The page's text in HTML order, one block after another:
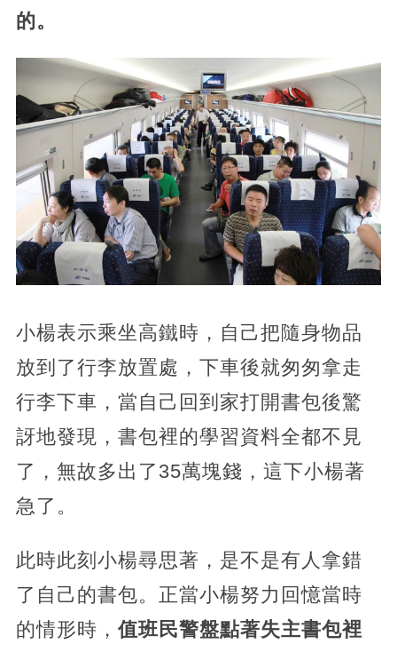
的。
小楊表示乘坐高鐵時，自己把隨身物品
放到了行李放置處，下車後就匆匆拿走
行李下車，當自己回到家打開書包後驚
訝地發現，書包裡的學習資料全都不見
了，無故多出了35萬塊錢，這下小楊著
急了。
此時此刻小楊尋思著，是不是有人拿錯
了自己的書包。正當小楊努力回憶當時
的情形時， 值班民警盤點著失主書包裡